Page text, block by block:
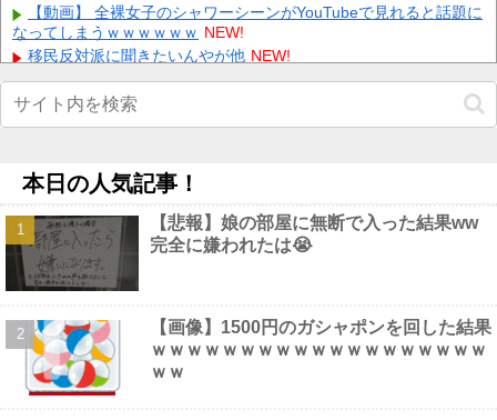
Powered by livedoor 相互RSS
【動画】 全裸女子のシャワーシーンがYouTubeで見れると話題に
なってしまうｗｗｗｗｗｗ NEW!
移民反対派に聞きたいんやが他 NEW!
【画像】 こういう乳と付き合いたいｗｗｗ NEW!
【衝撃】上原浩治さん「250Sで名球会入りは甘い。300か350に
上げてもいい」ｗｗｗｗｗｗｗｗｗｗ他 NEW!
【謎】女「43億円注文して………キャンセルっと！」←こいつの
目的他 NEW!
昭和を代表する女優の晩年があまりにも寂しすぎる！と話題に、
自身の子供を餓死する寸前までネグレクトした挙句……他
【最新画像】 tuki.(17)、ハワイでほぼ全部出し！「隠しきれない
美貌」とSNSざわつく
【画像】 女さん「私、垢抜けたかな？」お○ぱいボロンｗｗｗ
NEW!
本日の人気記事！
【悲報】娘の部屋に無断で入った結果ww
完全に嫌われたは😭
【画像】1500円のガシャポンを回した結果
ｗｗｗｗｗｗｗｗｗｗｗｗｗｗｗｗｗｗｗ
ｗｗ